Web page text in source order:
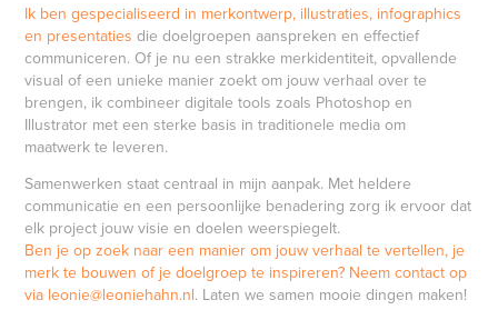
Ik ben gespecialiseerd in merkontwerp, illustraties, infographics
en presentatiesdie doelgroepen aanspreken en effectief
communiceren. Of je nu een strakke merkidentiteit, opvallende
visual of een unieke manier zoekt om jouw verhaal over te
brengen, ik combineer digitale tools zoals Photoshop en
Illustrator met een sterke basis in traditionele media om
maatwerk te leveren.
Samenwerken staat centraal in mijn aanpak. Met heldere
communicatie en een persoonlijke benadering zorg ik ervoor dat
elk project jouw visie en doelen weerspiegelt.
Ben je op zoek naar een manier om jouw verhaal te vertellen, je
merk te bouwen of je doelgroep te inspireren? Neem contact op
via leonie@leoniehahn.nl. Laten we samen mooie dingen maken!